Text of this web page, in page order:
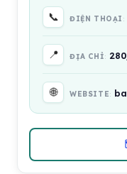
📞 ĐIỆN THOẠI
📍 ĐỊA CHỈ
🌐 WEBSITE